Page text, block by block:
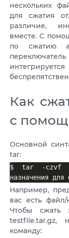
нескольких
для сжатия
различие,
вместе. С
по сжатию
Как
с
Основной
tar:
$ tar -czvf
назначения для
Например,
вас есть
Чтобы сжать
testfile.tar.gz,
команду: